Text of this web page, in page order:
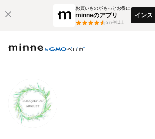
お買いものがもっとお得に
minneのアプリ
3万件以上
インス